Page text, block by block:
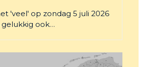
'veel' op zondag 5 juli 2026
gelukkig ook…